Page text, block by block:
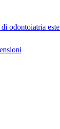
odontoiatria